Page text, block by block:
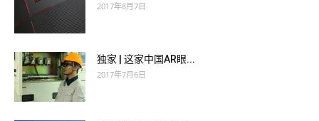
2017年8月7日
独家 | 这家中国AR眼...
2017年7月6日